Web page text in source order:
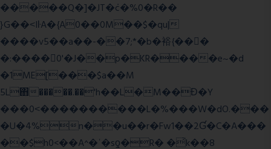
�����Q�]�JT�݁c�%0�R��
}G��˂IŀA�{A0��0M��$�qu|
����v5��a��-��7;*�b�裕{���ً
�:����0'�J��p�KR����e~�d
�1ME[���$a��M
5L΋�����.��'h��L�M��Ɖ�Y
���0˂����������L�%���W�dO.���
�U�4%n��u��r�Fw1��2Ɠ�C�A���
��$h0<��A^�ʿ�sƍ�R� �͗k��8